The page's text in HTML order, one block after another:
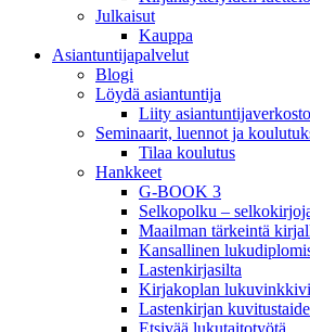
Julkaisut
Kauppa
Asiantuntija­palvelut
Blogi
Löydä asiantuntija
Liity
Seminaarit, luennot ja
Tilaa koulutus
Hankkeet
G-BOOK 3
Selkopolku –
Maailman tärkeintä
Kansallinen
Lastenkirjasilta
Kirjakoplan
Lastenkirjan kuvitustaide
Etsivää lukutaitotyötä